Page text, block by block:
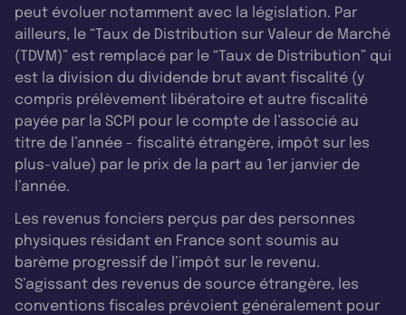
peut évoluer notamment avec la législation. Par
ailleurs, le “Taux de Distribution sur Valeur de Marché
(TDVM)” est remplacé par le “Taux de Distribution” qui
est la division du dividende brut avant fiscalité (y
compris prélèvement libératoire et autre fiscalité
payée par la SCPI pour le compte de l’associé au
titre de l’année - fiscalité étrangère, impôt sur les
plus-value) par le prix de la part au 1er janvier de
l’année.
Les revenus fonciers perçus par des personnes
physiques résidant en France sont soumis au
barème progressif de l’impôt sur le revenu.
S’agissant des revenus de source étrangère, les
conventions fiscales prévoient généralement pour